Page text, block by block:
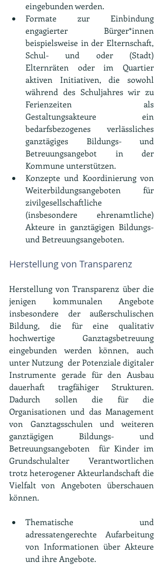
eingebunden werden.
Formate zur Einbindung
engagierter Bürger*innen
beispielsweise in der Elternschaft,
Schul- und oder (Stadt)
Elternräten oder im Quartier
aktiven Initiativen, die sowohl
während des Schuljahres wir zu
Ferienzeiten als
Gestaltungsakteure ein
bedarfsbezogenes  verlässliches
ganztägiges Bildungs- und
Betreuungsangebot in der
Kommune unterstützen.
Konzepte und Koordinierung von
Weiterbildungsangeboten für
zivilgesellschaftliche
(insbesondere ehrenamtliche)
Akteure in ganztägigen Bildungs-
und Betreuungsangeboten.
Herstellung von Transparenz
Herstellung von Transparenz über die
jenigen kommunalen Angebote
insbesondere der außerschulischen
Bildung, die für eine qualitativ
hochwertige Ganztagsbetreuung
eingebunden werden können, auch
unter Nutzung  der Potenziale digitaler
Instrumente gerade für den Ausbau
dauerhaft tragfähiger Strukturen.
Dadurch sollen die für die
Organisationen und das Management
von Ganztagsschulen und weiteren
ganztägigen Bildungs- und
Betreuungsangeboten  für Kinder im
Grundschulalter Verantwortlichen
trotz heterogener Akteurlandschaft die
Vielfalt von Angeboten überschauen
können.
Thematische und
adressatengerechte Aufarbeitung
von Informationen über Akteure
und ihre Angebote.